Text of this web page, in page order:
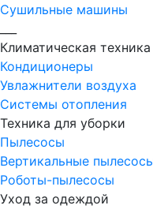
Сушильные машины
Климатическая техника
Кондиционеры
Увлажнители воздуха
Системы отопления
Техника для уборки
Пылесосы
Вертикальные
Роботы-пылесосы
Уход за одеждой